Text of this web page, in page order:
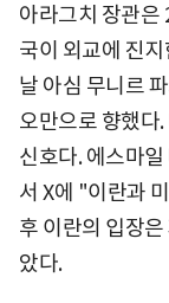
아라그치 장관은
국이 외교에 진
날 아심 무니르
오만으로 향했다
신호다. 에스마
서 X에 "이란과
후 이란의 입장
았다.